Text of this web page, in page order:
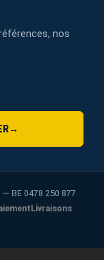
nos
→
— BE 0478 250 877
Livraisons